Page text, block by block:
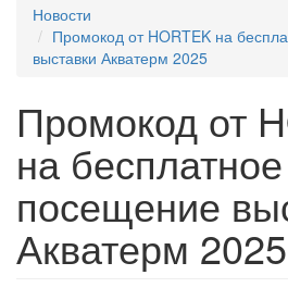
Новости
Промокод от HORTEK на
выставки Акватерм 2025
Промокод от
на бесплатное
посещение
Акватерм 2025